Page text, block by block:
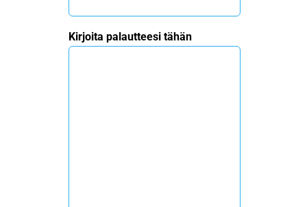
Kirjoita palautteesi tähän